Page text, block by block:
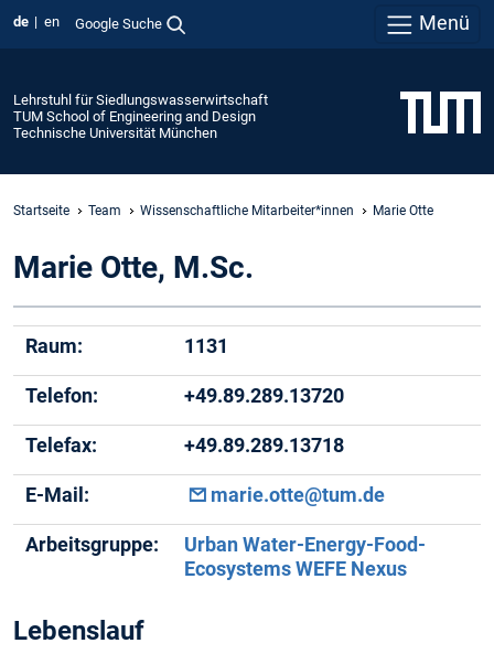
de en Google Suche Menü
Lehrstuhl für Siedlungswasserwirtschaft
TUM School of Engineering and Design
Technische Universität München
Startseite Team Wissenschaftliche Mitarbeiter*innen Marie Otte
Marie Otte, M.Sc.
Raum: 1131
Telefon: +49.89.289.13720
Telefax: +49.89.289.13718
E-Mail: marie.otte@tum.de
Arbeitsgruppe:
Urban Water-Energy-Food-
Ecosystems WEFE Nexus
Lebenslauf